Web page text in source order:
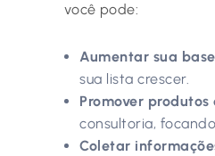
você pode:
Aumentar sua
sua lista crescer.
Promover
consultoria,
Coletar